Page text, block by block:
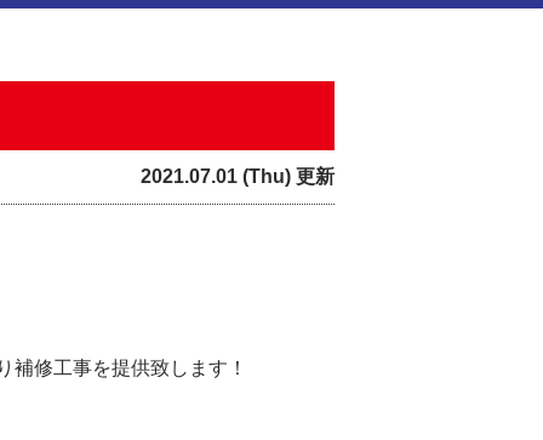
2021.07.01 (Thu) 更新
修工事を提供致します！